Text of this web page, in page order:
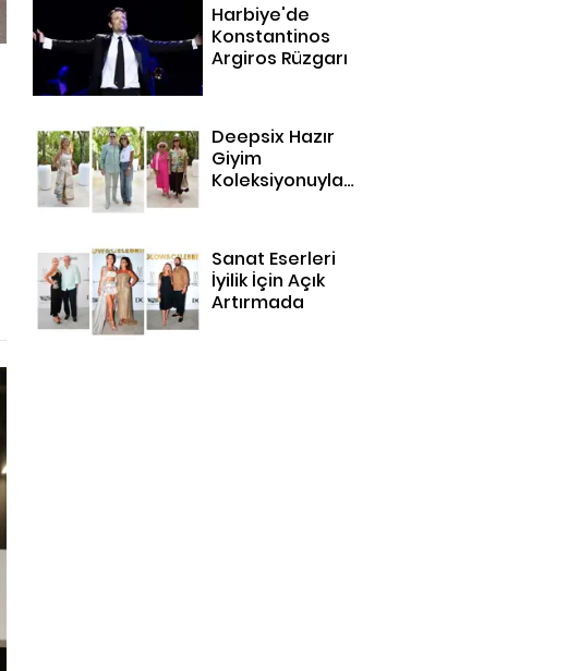
Harbiye'de
Konstantinos
Argiros Rüzgarı
Deepsix Hazır
Giyim
Koleksiyonuyla
Sanat Eserleri
İyilik İçin Açık
Artırmada